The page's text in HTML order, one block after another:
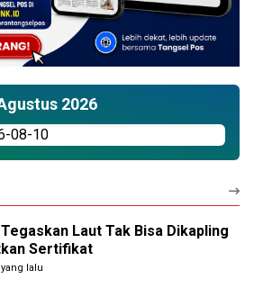
2026
Laut Tak Bisa Dikapling
Sertifikat
lalu